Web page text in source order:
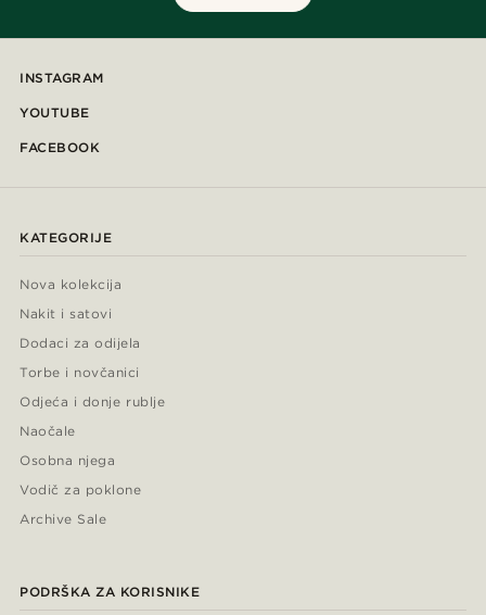
INSTAGRAM
YOUTUBE
FACEBOOK
KATEGORIJE
Nova kolekcija
Nakit i satovi
Dodaci za odijela
Torbe i novčanici
Odjeća i donje rublje
Naočale
Osobna njega
Vodič za poklone
Archive Sale
PODRŠKA ZA KORISNIKE